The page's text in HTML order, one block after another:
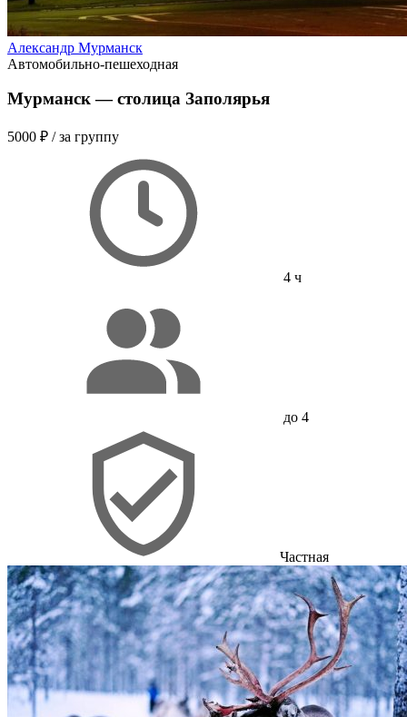
Александр Мурманск
Автомобильно-пешеходная
Мурманск — столица Заполярья
5000 ₽ / за группу
4 ч
до 4
Частная